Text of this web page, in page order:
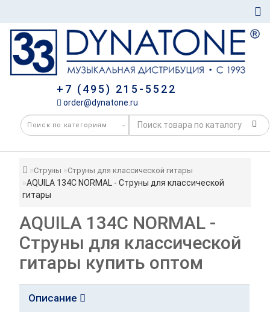
+7 (495) 215-5522
order@dynatone.ru
Струны Струны для классической гитары
AQUILA 134С NORMAL - Струны для классической
гитары
AQUILA 134С NORMAL -
Струны для классической
гитары купить оптом
Описание